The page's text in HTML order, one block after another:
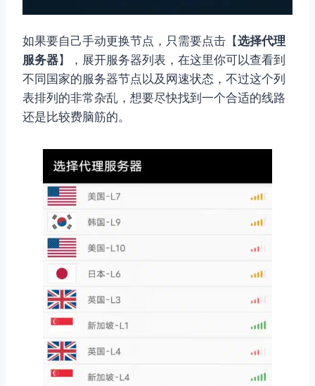
如果要自己手动更换节点，只需要点击【选择代理
服务器】，展开服务器列表，在这里你可以查看到
不同国家的服务器节点以及网速状态，不过这个列
表排列的非常杂乱，想要尽快找到一个合适的线路
还是比较费脑筋的。